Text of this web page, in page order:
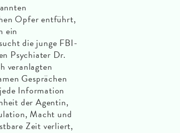
Opfer entführt,
ein
die junge FBI-
Psychiater Dr.
veranlagten
Gesprächen
Information
der Agentin,
Macht und
Zeit verliert,